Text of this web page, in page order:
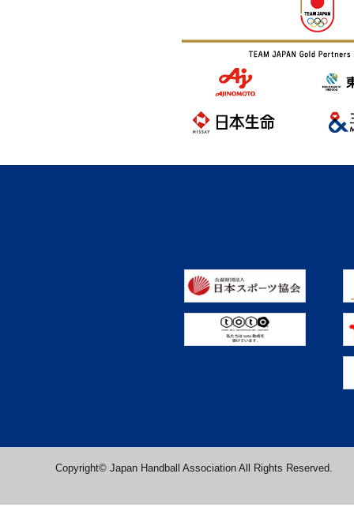
Copyright© Japan Handball Association All Rights Reserved.